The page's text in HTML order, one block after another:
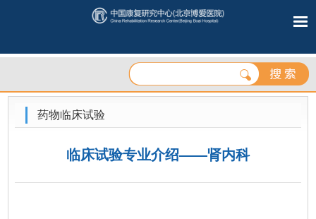
药物临床试验
临床试验专业介绍——肾内科